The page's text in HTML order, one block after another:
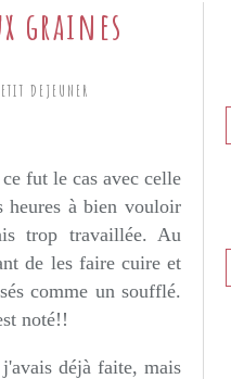
graines
DEJEUNER
fut le cas avec celle
heures à bien vouloir
trop travaillée. Au
de les faire cuire et
comme un soufflé.
noté!!
déjà faite, mais